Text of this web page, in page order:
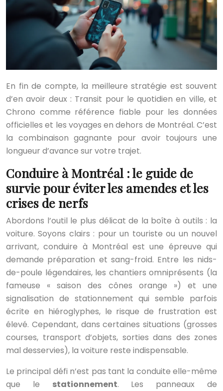
En fin de compte, la meilleure stratégie est souvent
d’en avoir deux : Transit pour le quotidien en ville, et
Chrono comme référence fiable pour les données
officielles et les voyages en dehors de Montréal. C’est
la combinaison gagnante pour avoir toujours une
longueur d’avance sur votre trajet.
Conduire à Montréal : le guide de
survie pour éviter les amendes et les
crises de nerfs
Abordons l’outil le plus délicat de la boîte à outils : la
voiture. Soyons clairs : pour un touriste ou un nouvel
arrivant, conduire à Montréal est une épreuve qui
demande préparation et sang-froid. Entre les nids-
de-poule légendaires, les chantiers omniprésents (la
fameuse « saison des cônes orange ») et une
signalisation de stationnement qui semble parfois
écrite en hiéroglyphes, le risque de frustration est
élevé. Cependant, dans certaines situations (grosses
courses, transport d’objets, sorties dans des zones
mal desservies), la voiture reste indispensable.
Le principal défi n’est pas tant la conduite elle-même
que le stationnement. Les panneaux de